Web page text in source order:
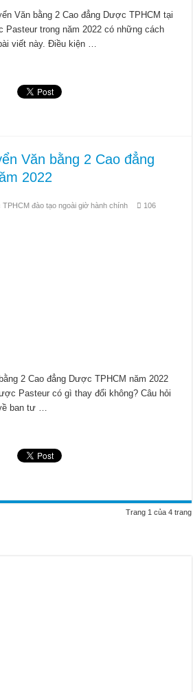
Văn bằng 2 Cao đẳng Dược TPHCM tại
trong năm 2022 có những cách
viết này. Điều kiện …
Văn bằng 2 Cao đẳng
2022
đào tạo ngoài giờ hành chính
106
2 Cao đẳng Dược TPHCM năm 2022
Pasteur có gì thay đổi không? Câu hỏi
ban tư …
Trang 1 của 4 trang